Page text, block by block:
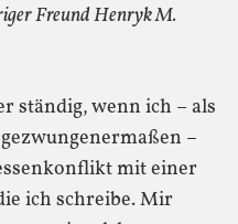
Freund Henryk M.
ständig, wenn ich – als
–
mit einer
ich schreibe. Mir